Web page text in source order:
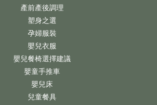
產前產後調理
塑身之選
孕婦服裝
嬰兒衣服
嬰兒餐椅選擇建議
嬰童手推車
嬰兒床
兒童餐具